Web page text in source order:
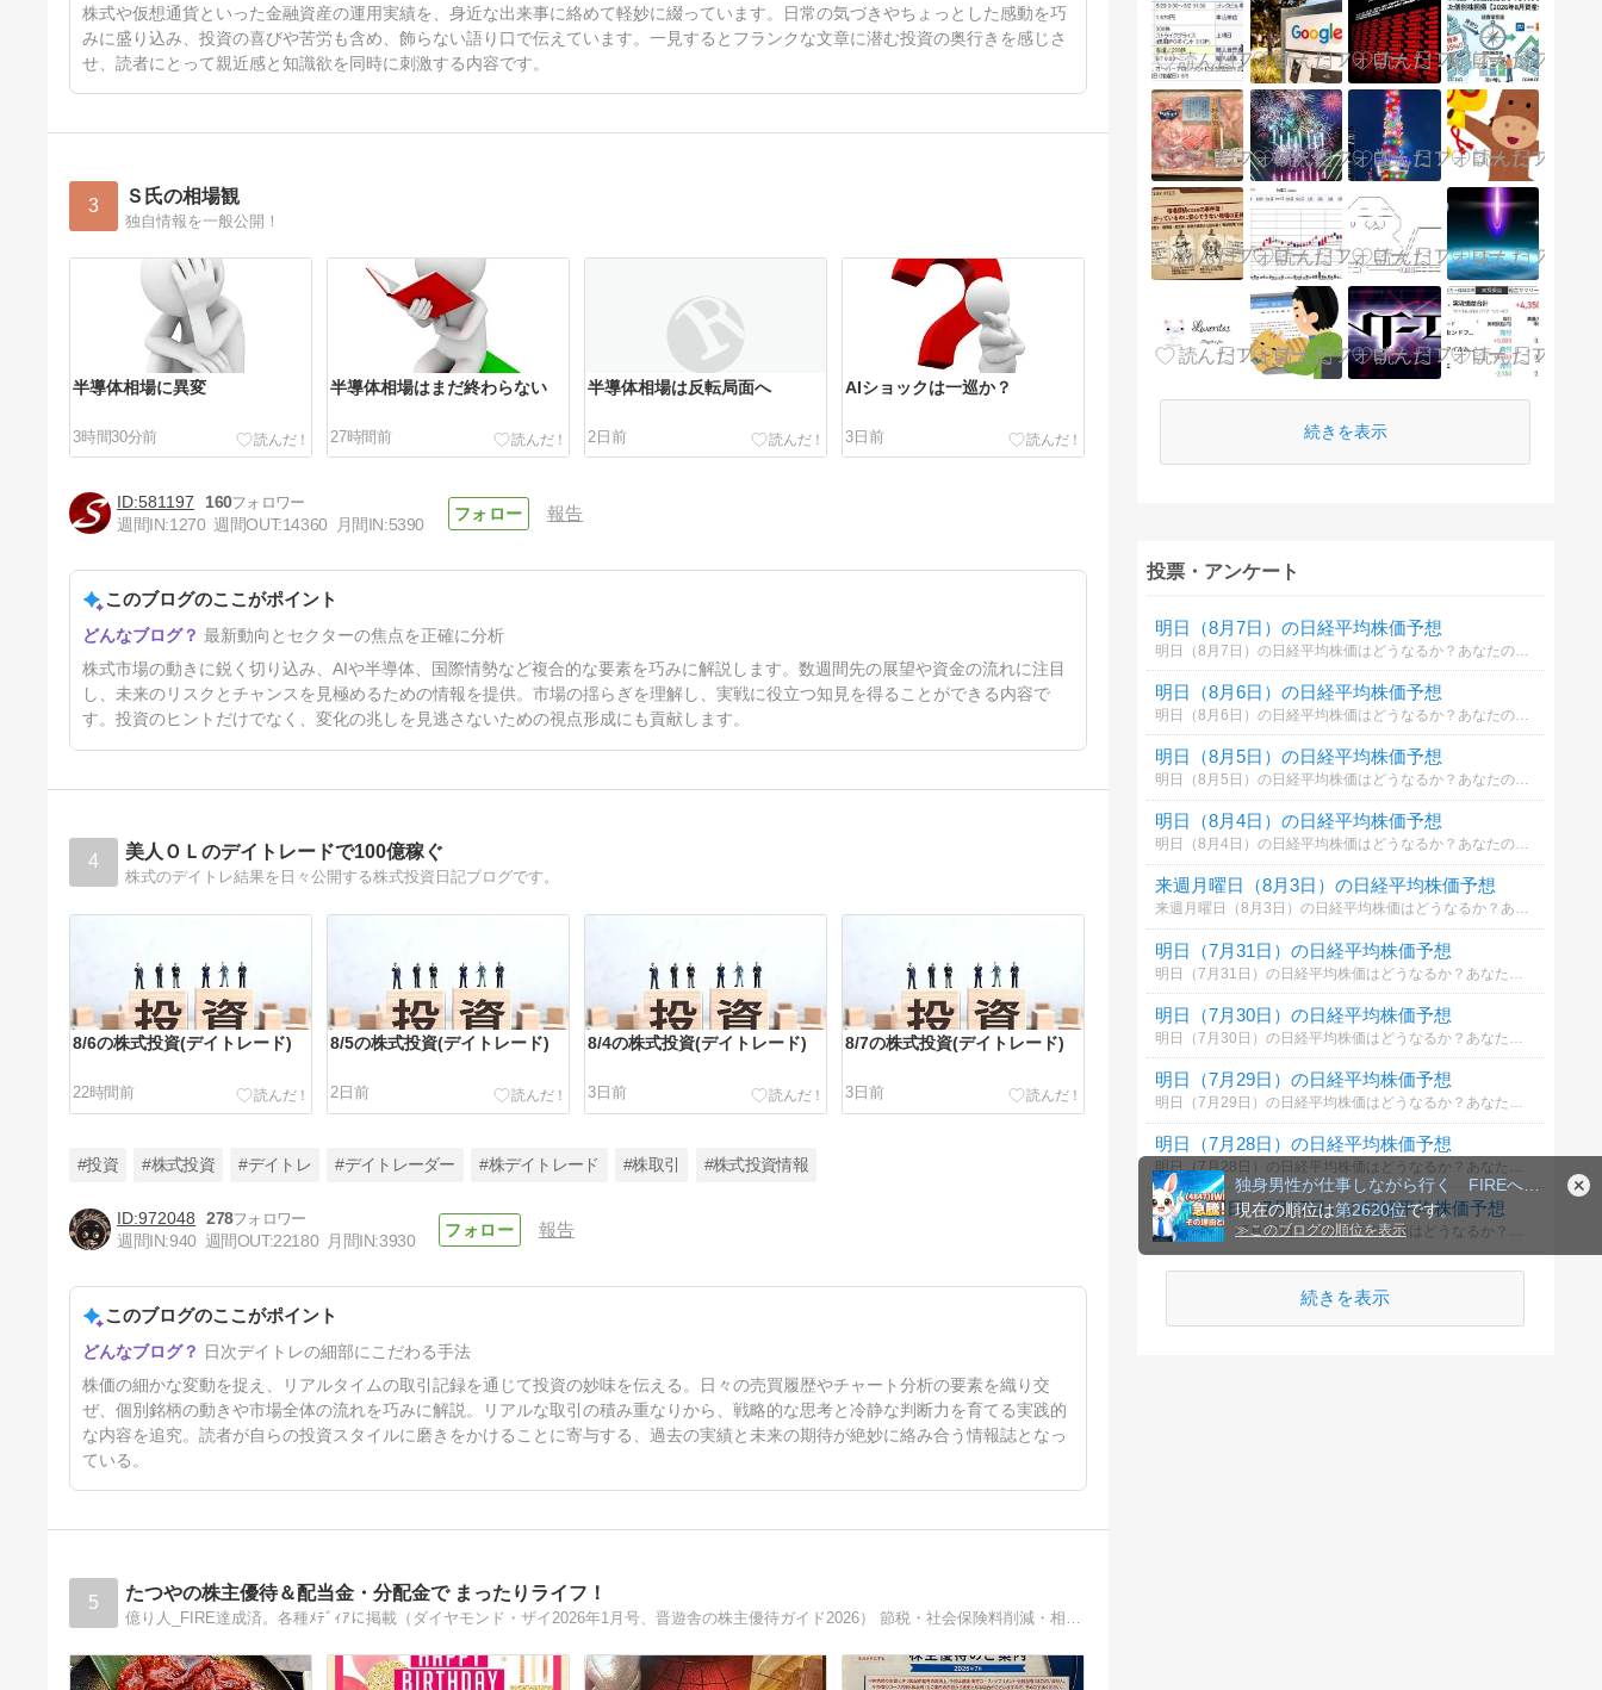
独身男性が仕事しながら行く FIREへの道
現在の順位は第2620位です。
≫ このブログの順位を表示
21日前
株式や仮想通貨といった金融資産の運用実績を、身近な出来事に絡めて軽妙に綴っています。日常の気づきやちょっとした感動を巧
みに盛り込み、投資の喜びや苦労も含め、飾らない語り口で伝えています。一見するとフランクな文章に潜む投資の奥行きを感じさ
せ、読者にとって親近感と知識欲を同時に刺激する内容です。
3 Ｓ氏の相場観
独自情報を一般公開！
半導体相場に異変
3時間30分前
半導体相場はまだ終わらない
27時間前
半導体相場は反転局面へ
2日前
AIショックは一巡か？
3日前
介入相場と次の一手
4日前
581197
160
週間IN:1270 週間OUT:14360 月間IN:5390
報告
このブログのここがポイント
最新動向とセクターの焦点を正確に分析
株式市場の動きに鋭く切り込み、AIや半導体、国際情勢など複合的な要素を巧みに解説します。数週間先の展望や資金の流れに注目
し、未来のリスクとチャンスを見極めるための情報を提供。市場の揺らぎを理解し、実戦に役立つ知見を得ることができる内容で
す。投資のヒントだけでなく、変化の兆しを見逃さないための視点形成にも貢献します。
4 美人ＯＬのデイトレードで100億稼ぐ
株式のデイトレ結果を日々公開する株式投資日記ブログです。
8/6の株式投資(デイトレード)
22時間前
8/5の株式投資(デイトレード)
2日前
8/4の株式投資(デイトレード)
3日前
8/7の株式投資(デイトレード)
3日前
4日前
#投資 #株式投資 #デイトレ #デイトレーダー #株デイトレード #株取引 #株式投資情報
972048
278
週間IN:940 週間OUT:22180 月間IN:3930
報告
このブログのここがポイント
日次デイトレの細部にこだわる手法
株価の細かな変動を捉え、リアルタイムの取引記録を通じて投資の妙味を伝える。日々の売買履歴やチャート分析の要素を織り交
ぜ、個別銘柄の動きや市場全体の流れを巧みに解説。リアルな取引の積み重なりから、戦略的な思考と冷静な判断力を育てる実践的
な内容を追究。読者が自らの投資スタイルに磨きをかけることに寄与する、過去の実績と未来の期待が絶妙に絡み合う情報誌となっ
ている。
5 たつやの株主優待＆配当金・分配金で まったりライフ！
続きを表示
投票・アンケート
明日（8月7日）の日経平均株価予想
明日（8月6日）の日経平均株価予想
明日（8月6日）の日経平均株価はどうなるか？あなたの御意見を聞かせて下さい。勿論希望や勘でもかまいません。見るだけもＯＫ！
明日（8月5日）の日経平均株価予想
明日（8月5日）の日経平均株価はどうなるか？あなたの御意見を聞かせて下さい。勿論希望や勘でもかまいません。見るだけもＯＫ！
明日（8月4日）の日経平均株価予想
明日（8月4日）の日経平均株価はどうなるか？あなたの御意見を聞かせて下さい。勿論希望や勘でもかまいません。見るだけもＯＫ！
来週月曜日（8月3日）の日経平均株価予想
来週月曜日（8月3日）の日経平均株価はどうなるか？あなたの御意見を聞かせて下さい。勿論希望や勘でもかまいません。見るだけもＯＫ！
明日（7月31日）の日経平均株価予想
明日（7月30日）の日経平均株価予想
明日（7月29日）の日経平均株価予想
明日（7月29日）の日経平均株価はどうなるか？あなたの御意見を聞かせて下さい。勿論希望や勘でもかまいません。見るだけもＯＫ！
明日（7月28日）の日経平均株価予想
明日（7月28日）の日経平均株価はどうなるか？あなたの御意見を聞かせて下さい。勿論希望や勘でもかまいません。見るだけもＯＫ！
来週月曜日（7月27日）の日経平均株価予想
来週月曜日（7月27日）の日経平均株価はどうなるか？あなたの御意見を聞かせて下さい。勿論希望や勘でもかまいません。見るだけもＯＫ！
続きを表示